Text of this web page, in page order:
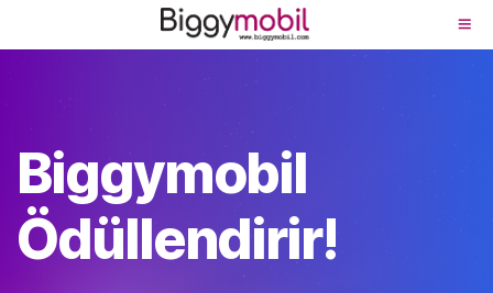
Biggymobil
Avantajlar
Uygulaması
Biggymobil
Ödüllendirir!